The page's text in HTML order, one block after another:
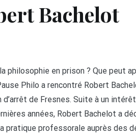
Bachelot
philosophie en prison ? Que peut
Philo a rencontré Robert
de Fresnes. Suite à un
années, Robert Bachelot a
pratique professorale auprès des